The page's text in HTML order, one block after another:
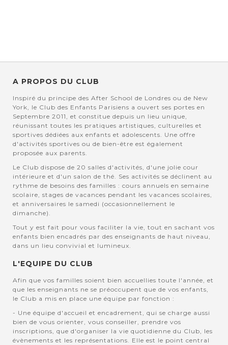
A PROPOS DU CLUB
Inspiré du principe des After School de Londres ou de New
York, le Club des Enfants Parisiens a ouvert ses portes en
Septembre 2011, et constitue depuis un lieu unique,
réunissant toutes les pratiques artistiques, culturelles et
sportives dédiées aux enfants et adolescents. Une offre
d'activités sportives ou de bien-être est également
proposée aux parents.
Le Club dispose de 20 salles d'activités, d'une jolie cour
intérieure et d'un salon de thé. Ses activités se déclinent au
rythme de besoins des familles : cours annuels en semaine
scolaire, stages de vacances pendant les vacances scolaires,
et anniversaires le samedi (occasionnellement le
dimanche).
Tout y est fait pour vous faciliter la vie, tout en sachant vos
enfants bien encadrés par des enseignants de haut niveau,
dans un lieu convivial et lumineux.
L'EQUIPE DU CLUB
Afin que vos familles soient bien accuellies toute l'année, et
que les enseignants ne se préoccupent que de vos enfants,
le Club a mis en place une équipe par fonction :
- Une équipe d'accueil et encadrement, qui se charge aussi
bien de vous orienter, vous conseiller, prendre vos
inscriptions, que d'organiser la vie quotidienne du Club, les
évènements et les représentations. Elle est le point central